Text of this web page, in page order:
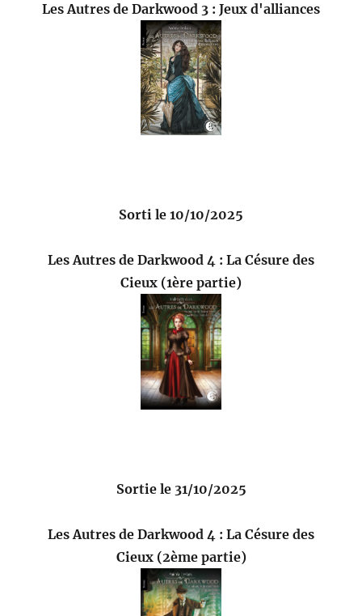
Les Autres de Darkwood 3 : Jeux d'alliances
Sorti le 10/10/2025
Les Autres de Darkwood 4 : La Césure des
Cieux (1ère partie)
Sortie le 31/10/2025
Les Autres de Darkwood 4 : La Césure des
Cieux (2ème partie)